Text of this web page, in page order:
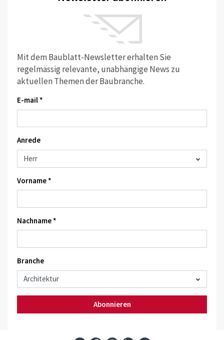
Mit dem Baublatt-Newsletter erhalten Sie
regelmässig relevante, unabhängige News zu
aktuellen Themen der Baubranche.
E-mail *
Anrede
Vorname *
Nachname *
Branche
Abonnieren